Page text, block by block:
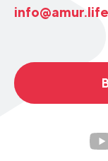
info@amur.life